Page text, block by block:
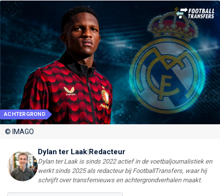
ACHTERGROND
© IMAGO
Dylan ter Laak|Redacteur
Dylan ter Laak is sinds 2022 actief in de voetbaljournalistiek en
werkt sinds 2025 als redacteur bij FootballTransfers, waar hij
schrijft over transfernieuws en achtergrondverhalen maakt.